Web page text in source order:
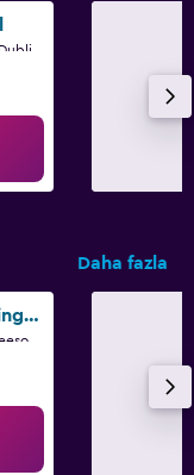
Daha fazla
Clayton Hotel Burlington Road